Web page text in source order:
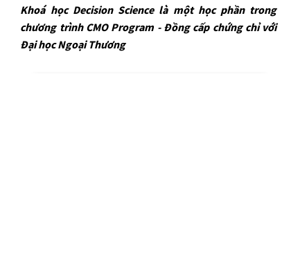
Khoá học Decision Science là một học phần trong
chương trình CMO Program - Đồng cấp chứng chỉ với
Đại học Ngoại Thương